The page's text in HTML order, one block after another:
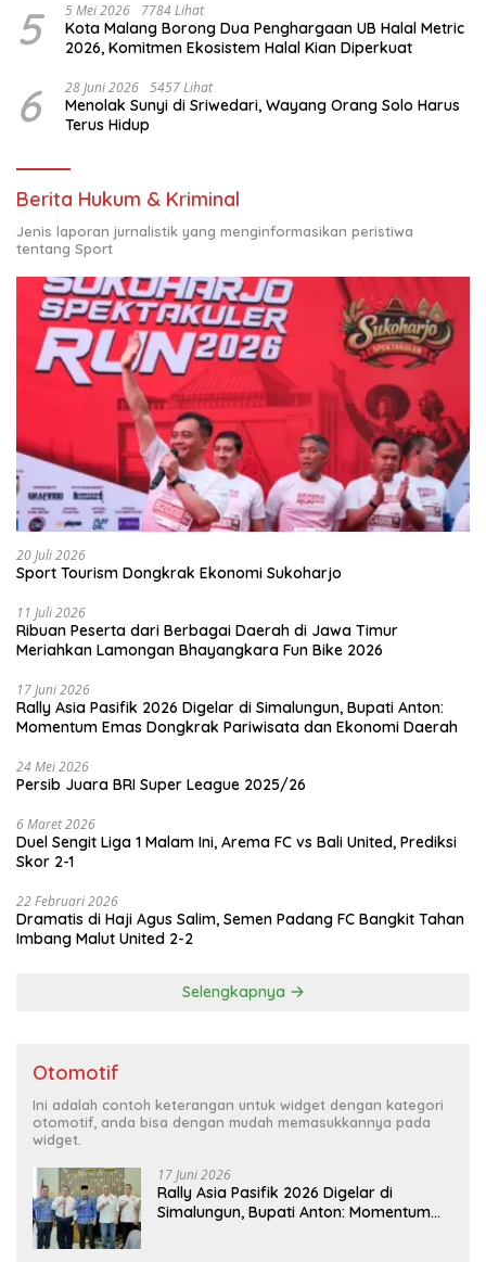
5 5 Mei 2026 7784 Lihat
Kota Malang Borong Dua Penghargaan UB Halal Metric
2026, Komitmen Ekosistem Halal Kian Diperkuat
6 28 Juni 2026 5457 Lihat
Menolak Sunyi di Sriwedari, Wayang Orang Solo Harus
Terus Hidup
Berita Hukum & Kriminal
Jenis laporan jurnalistik yang menginformasikan peristiwa
tentang Sport
20 Juli 2026
Sport Tourism Dongkrak Ekonomi Sukoharjo
11 Juli 2026
Ribuan Peserta dari Berbagai Daerah di Jawa Timur
Meriahkan Lamongan Bhayangkara Fun Bike 2026
17 Juni 2026
Rally Asia Pasifik 2026 Digelar di Simalungun, Bupati Anton:
Momentum Emas Dongkrak Pariwisata dan Ekonomi Daerah
24 Mei 2026
Persib Juara BRI Super League 2025/26
6 Maret 2026
Duel Sengit Liga 1 Malam Ini, Arema FC vs Bali United, Prediksi
Skor 2-1
22 Februari 2026
Dramatis di Haji Agus Salim, Semen Padang FC Bangkit Tahan
Imbang Malut United 2-2
Selengkapnya
Otomotif
Ini adalah contoh keterangan untuk widget dengan kategori
otomotif, anda bisa dengan mudah memasukkannya pada
widget.
17 Juni 2026
Rally Asia Pasifik 2026 Digelar di
Simalungun, Bupati Anton: Momentum